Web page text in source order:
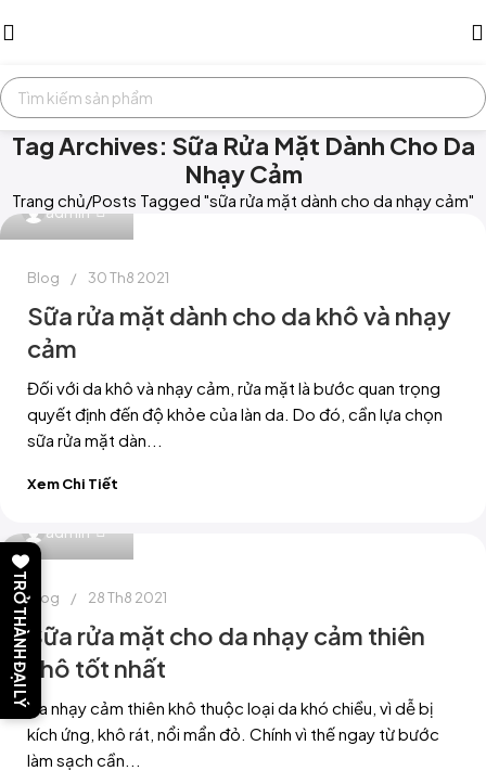
Tag Archives: Sữa Rửa Mặt Dành Cho Da
Nhạy Cảm
Trang chủ Posts Tagged "sữa rửa mặt dành cho da nhạy cảm"
admin 0
Blog 30 Th8 2021
Sữa rửa mặt dành cho da khô và nhạy
cảm
Đối với da khô và nhạy cảm, rửa mặt là bước quan trọng
quyết định đến độ khỏe của làn da. Do đó, cần lựa chọn
sữa rửa mặt dàn...
Xem Chi Tiết
admin
Blog 28 Th8 2021
Sữa rửa mặt cho da nhạy cảm thiên
khô tốt nhất
Da nhạy cảm thiên khô thuộc loại da khó chiều, vì dễ bị
kích ứng, khô rát, nổi mẩn đỏ. Chính vì thế ngay từ bước
làm sạch cần...
TRỞ THÀNH ĐẠI LÝ